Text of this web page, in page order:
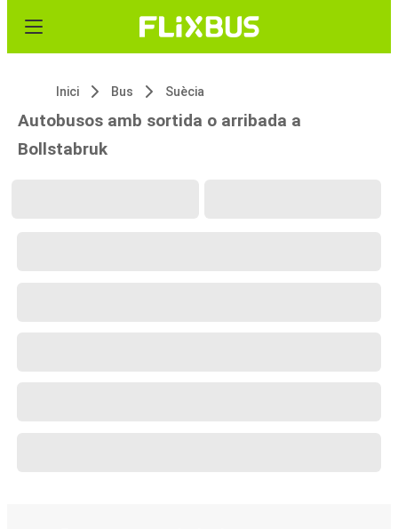
Inici Bus Suècia
Autobusos amb sortida o arribada a
Bollstabruk